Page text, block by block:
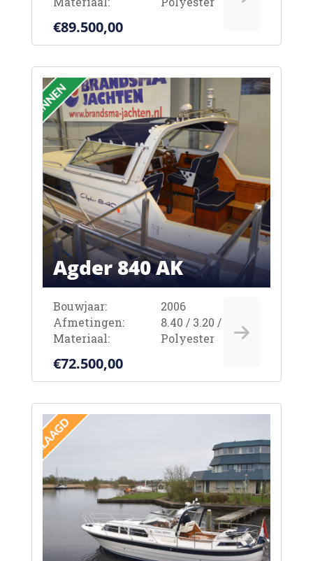
€89.500,00
Agder 840 AK
Bouwjaar:
2006
Afmetingen:
8.40 / 3.20 / 0.85m
Materiaal:
Polyester
€72.500,00